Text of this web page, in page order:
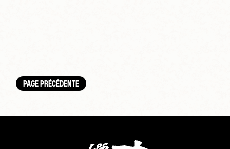
PAGE PRÉCÉDENTE